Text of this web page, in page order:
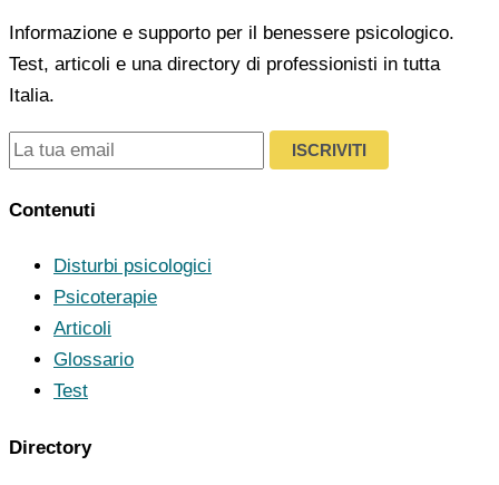
Informazione e supporto per il benessere psicologico.
Test, articoli e una directory di professionisti in tutta
Italia.
ISCRIVITI
Contenuti
Disturbi psicologici
Psicoterapie
Articoli
Glossario
Test
Directory